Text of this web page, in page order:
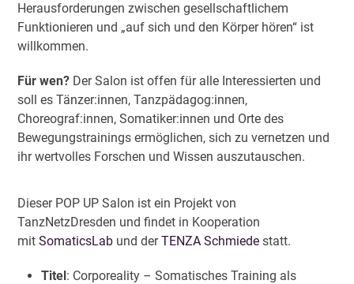
Herausforderungen zwischen gesellschaftlichem
Funktionieren und „auf sich und den Körper hören“ ist
willkommen.
Für wen? Der Salon ist offen für alle Interessierten und
soll es Tänzer:innen, Tanzpädagog:innen,
Choreograf:innen, Somatiker:innen und Orte des
Bewegungstrainings ermöglichen, sich zu vernetzen und
ihr wertvolles Forschen und Wissen auszutauschen.
Dieser POP UP Salon ist ein Projekt von
TanzNetzDresden und findet in Kooperation
mitSomaticsLab und derTENZA Schmiede statt.
Titel: Corporeality – Somatisches Training als